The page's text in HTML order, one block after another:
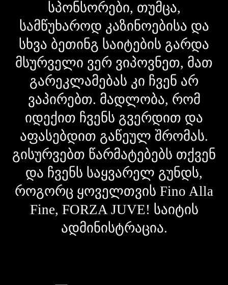
სპონსორები, თუმცა,
სამწუხაროდ კაზინოებისა და
სხვა ბეთინგ საიტების გარდა
მსურველი ვერ ვიპოვნეთ, მათ
გარეკლამებას კი ჩვენ არ
ვაპირებთ. მადლობა, რომ
იდექით ჩვენს გვერდით და
აფასებდით გაწეულ შრომას.
გისურვებთ წარმატებებს თქვენ
და ჩვენს საყვარელ გუნდს,
როგორც ყოველთვის Fino Alla
Fine, FORZA JUVE! საიტის
ადმინისტრაცია.